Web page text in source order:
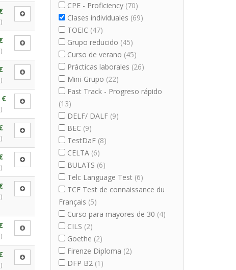
€
CPE - Proficiency (70)
Clases individuales (69)
TOEIC (47)
Grupo reducido (45)
Curso de verano (45)
Prácticas laborales (26)
Mini-Grupo (22)
Fast Track - Progreso rápido
(13)
DELF/ DALF (9)
BEC (9)
TestDaF (8)
CELTA (6)
BULATS (6)
Telc Language Test (6)
TCF Test de connaissance du
Français (5)
Curso para mayores de 30 (4)
CILS (2)
Goethe (2)
Firenze Diploma (2)
DFP B2 (1)